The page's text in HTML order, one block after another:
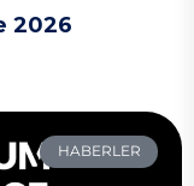
2026
HABERLER